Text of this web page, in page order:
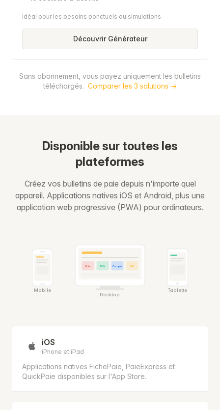
Idéal pour les besoins ponctuels ou simulations
Découvrir Générateur
Sans abonnement, vous payez uniquement les bulletins
téléchargés. Comparer les 3 solutions →
Disponible sur toutes les
plateformes
Créez vos bulletins de paie depuis n'importe quel
appareil. Applications natives iOS et Android, plus une
application web progressive (PWA) pour ordinateurs.
Mobile
Paie DSN Compta RH
Desktop
Tablette
iOS
iPhone et iPad
Applications natives FichePaie, PaieExpress et
QuickPaie disponibles sur l'App Store.